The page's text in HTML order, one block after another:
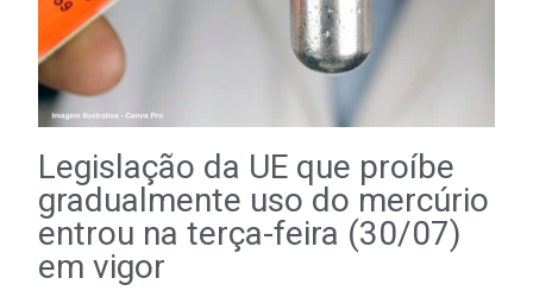
Legislação da UE que proíbe
gradualmente uso do mercúrio
entrou na terça-feira (30/07)
em vigor